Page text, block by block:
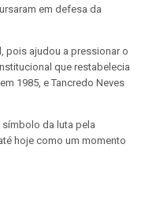
em defesa da
pois ajudou a pressionar o
que restabelecia
1985, e Tancredo Neves
da luta pela
hoje como um momento